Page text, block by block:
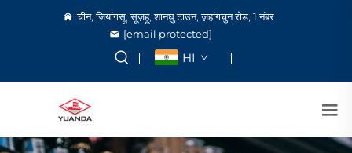
चीन, जियांगसू, सूज़हू, शानघु टाउन, ज़हांगचुन रोड, 1 नंबर
[email protected]
HI